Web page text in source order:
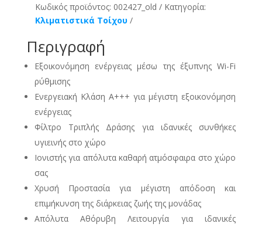
Κωδικός προϊόντος: 002427_old
Κατηγορία:
Κλιματιστικά Τοίχου
Περιγραφή
Εξοικονόμηση ενέργειας μέσω της έξυπνης Wi-Fi
ρύθμισης
Ενεργειακή Κλάση Α+++ για μέγιστη εξοικονόμηση
ενέργειας
Φίλτρο Τριπλής Δράσης για ιδανικές συνθήκες
υγιεινής στο χώρο
Ιονιστής για απόλυτα καθαρή ατμόσφαιρα στο χώρο
σας
Χρυσή Προστασία για μέγιστη απόδοση και
επιμήκυνση της διάρκειας ζωής της μονάδας
Απόλυτα Αθόρυβη Λειτουργία για ιδανικές